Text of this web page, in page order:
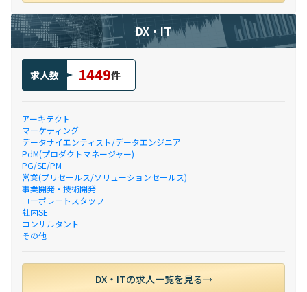
DX・IT
求人数 1449件
アーキテクト
マーケティング
データサイエンティスト/データエンジニア
PdM(プロダクトマネージャー)
PG/SE/PM
営業(プリセールス/ソリューションセールス)
事業開発・技術開発
コーポレートスタッフ
社内SE
コンサルタント
その他
DX・ITの求人一覧を見る